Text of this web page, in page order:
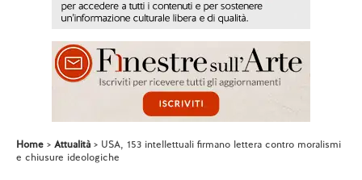
Home Attualità
USA, 153 intellettuali firmano lettera contro moralismi
e chiusure ideologiche